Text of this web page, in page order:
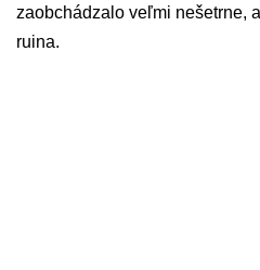
zaobchádzalo veľmi nešetrne,
ruina.